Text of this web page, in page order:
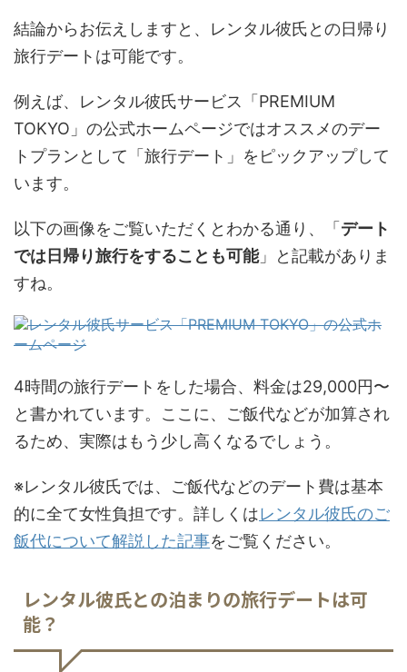
結論からお伝えしますと、レンタル彼氏との日帰り
旅行デートは可能です。
例えば、レンタル彼氏サービス「PREMIUM
TOKYO」の公式ホームページではオススメのデー
トプランとして「旅行デート」をピックアップして
います。
以下の画像をご覧いただくとわかる通り、「 デート
では日帰り旅行をすることも可能」と記載がありま
すね。
4時間の旅行デートをした場合、料金は29,000円〜
と書かれています。ここに、ご飯代などが加算され
るため、実際はもう少し高くなるでしょう。
※レンタル彼氏では、ご飯代などのデート費は基本
的に全て女性負担です。詳しくはレンタル彼氏のご
飯代について解説した記事をご覧ください。
レンタル彼氏との泊まりの旅行デートは可
能？